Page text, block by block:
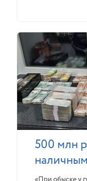
500 млн